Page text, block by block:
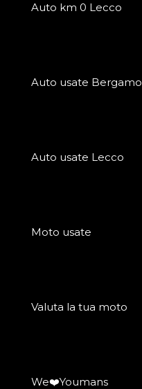
Auto km 0 Lecco
Auto usate Bergamo
Auto usate Lecco
Moto usate
Valuta la tua moto
We❤️Youmans